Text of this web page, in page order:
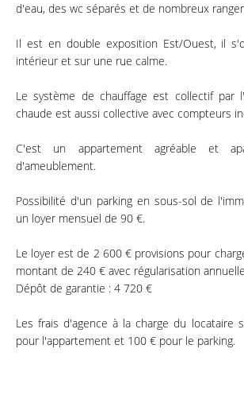
d'eau, des wc séparés et de nombreux
Il est en double exposition Est/Ouest, il
intérieur et sur une rue calme.
Le système de chauffage est collectif par
chaude est aussi collective avec compteurs
C'est un appartement agréable et
d'ameublement.
Possibilité d'un parking en sous-sol de
un loyer mensuel de 90 €.
Le loyer est de 2 600 € provisions pour
montant de 240 € avec régularisation
Dépôt de garantie : 4 720 €
Les frais d'agence à la charge du locataire
pour l'appartement et 100 € pour le parking.